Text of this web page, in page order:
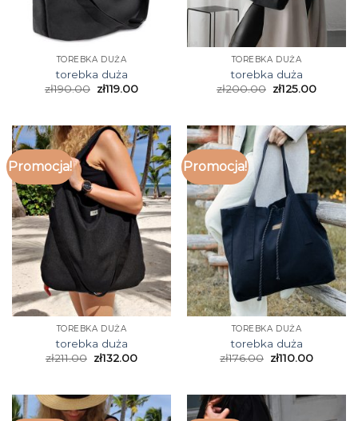
TOREBKA DUŻA
torebka duża
zł190.00 zł119.00
TOREBKA DUŻA
torebka duża
zł200.00 zł125.00
Promocja!
TOREBKA DUŻA
torebka duża
zł211.00 zł132.00
Promocja!
TOREBKA DUŻA
torebka duża
zł176.00 zł110.00